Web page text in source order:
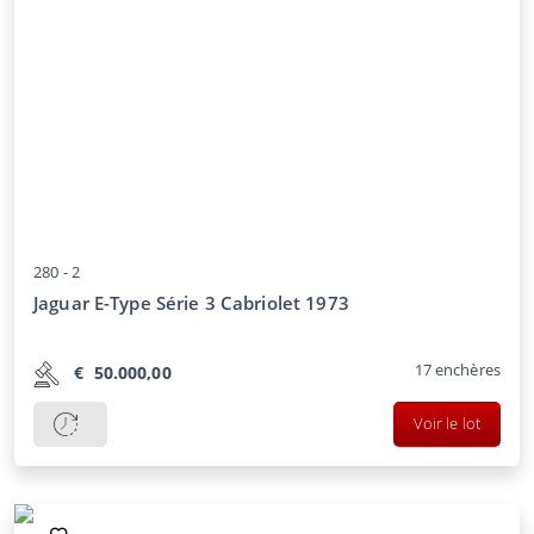
280 -2
Jaguar E-Type Série 3 Cabriolet 1973
€ 50.000,00 17enchères
Voir le lot